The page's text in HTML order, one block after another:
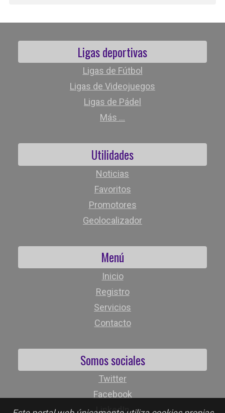
Ligas deportivas
Ligas de Fútbol
Ligas de Videojuegos
Ligas de Pádel
Más ...
Utilidades
Noticias
Favoritos
Promotores
Geolocalizador
Menú
Inicio
Registro
Servicios
Contacto
Somos sociales
Twitter
Facebook
LinkedIn